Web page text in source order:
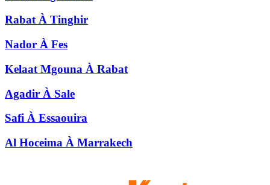
Rabat À Tinghir
Nador À Fes
Kelaat Mgouna À Rabat
Agadir À Sale
Safi À Essaouira
Al Hoceima À Marrakech